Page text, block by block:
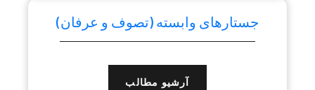
جستارهای وابسته (تصوف و عرفان)
آرشیو مطالب